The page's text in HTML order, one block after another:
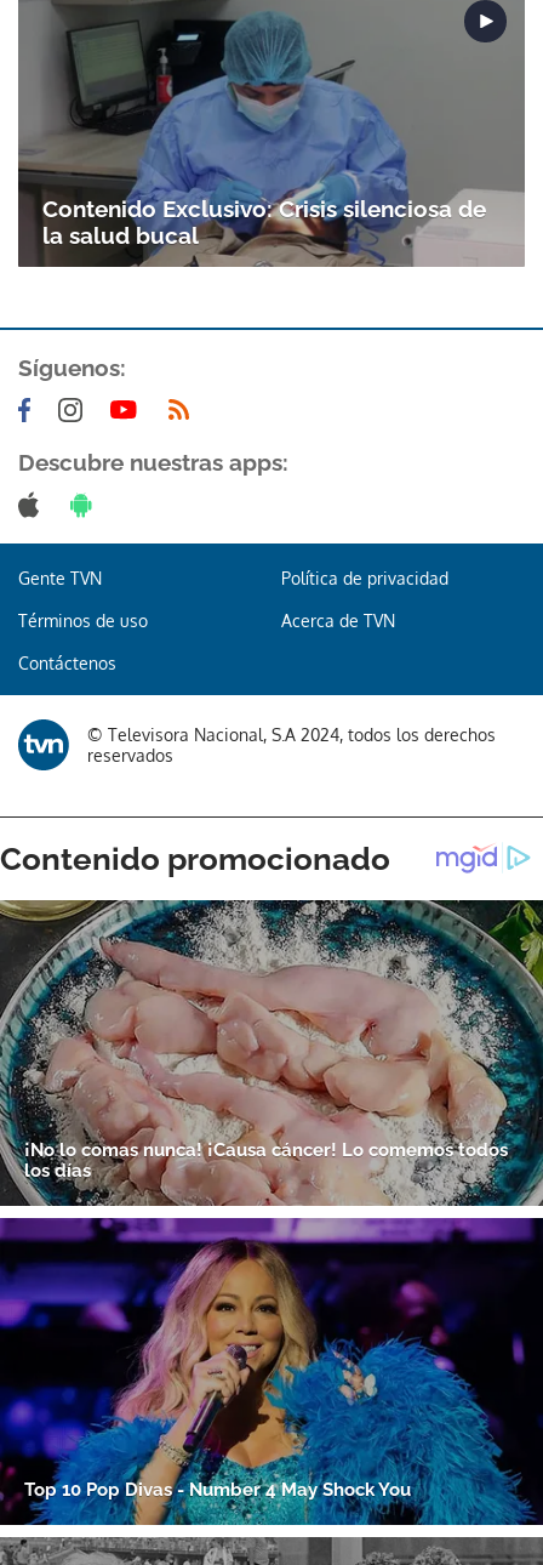
Gracias por suscribirte a nuestro boletín.
ACEPTAR
Contenido Exclusivo: Crisis silenciosa de
la salud bucal
Síguenos:
Descubre nuestras apps:
Gente TVN Política de privacidad
Términos de uso Acerca de TVN
Contáctenos
© Televisora Nacional, S.A 2024, todos los derechos
reservados